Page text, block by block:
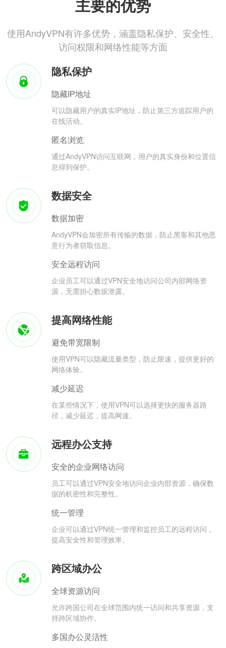
主要的优势
使用AndyVPN有许多优势，涵盖隐私保护、安全性、
访问权限和网络性能等方面
隐私保护
隐藏IP地址
可以隐藏用户的真实IP地址，防止第三方追踪用户的
在线活动。
匿名浏览
通过AndyVPN访问互联网，用户的真实身份和位置信
息得到保护。
数据安全
数据加密
AndyVPN会加密所有传输的数据，防止黑客和其他恶
意行为者窃取信息。
安全远程访问
企业员工可以通过VPN安全地访问公司内部网络资
源，无需担心数据泄露。
提高网络性能
避免带宽限制
使用VPN可以隐藏流量类型，防止限速，提供更好的
网络体验。
减少延迟
在某些情况下，使用VPN可以选择更快的服务器路
径，减少延迟，提高网速。
远程办公支持
安全的企业网络访问
员工可以通过VPN安全地访问企业内部资源，确保数
据的机密性和完整性。
统一管理
企业可以通过VPN统一管理和监控员工的远程访问，
提高安全性和管理效率。
跨区域办公
全球资源访问
允许跨国公司在全球范围内统一访问和共享资源，支
持跨区域协作。
多国办公灵活性